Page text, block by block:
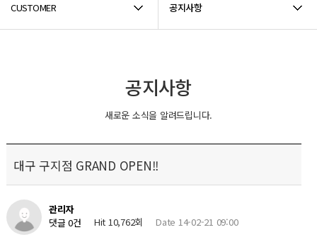
CUSTOMER 공지사항
공지사항
새로운 소식을 알려드립니다.
대구 구지점 GRAND OPEN!!
관리자
댓글 0건
Hit 10,762회 Date 14-02-21 09:00